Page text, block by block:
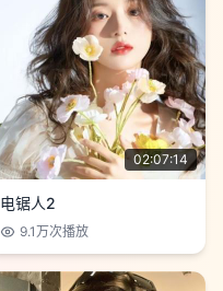
02:07:14
电锯人2
9.1万次播放